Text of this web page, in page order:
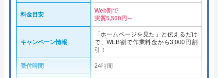
料金目安
Web割で
実質5,500円～
キャンペーン情報
「ホームページを見た」と伝えるだけ
で、WEB割で作業料金から3,000円割
引！
受付時間 24時間